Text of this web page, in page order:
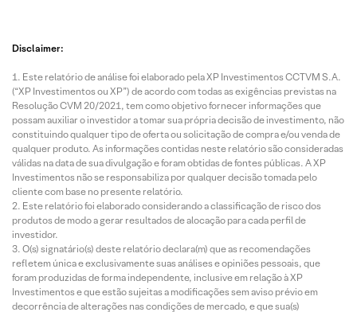
Disclaimer:
Este relatório de análise foi elaborado pela XP Investimentos CCTVM S.A.
(“XP Investimentos ou XP”) de acordo com todas as exigências previstas na
Resolução CVM 20/2021, tem como objetivo fornecer informações que
possam auxiliar o investidor a tomar sua própria decisão de investimento, não
constituindo qualquer tipo de oferta ou solicitação de compra e/ou venda de
qualquer produto. As informações contidas neste relatório são consideradas
válidas na data de sua divulgação e foram obtidas de fontes públicas. A XP
Investimentos não se responsabiliza por qualquer decisão tomada pelo
cliente com base no presente relatório.
Este relatório foi elaborado considerando a classificação de risco dos
produtos de modo a gerar resultados de alocação para cada perfil de
investidor.
O(s) signatário(s) deste relatório declara(m) que as recomendações
refletem única e exclusivamente suas análises e opiniões pessoais, que
foram produzidas de forma independente, inclusive em relação à XP
Investimentos e que estão sujeitas a modificações sem aviso prévio em
decorrência de alterações nas condições de mercado, e que sua(s)